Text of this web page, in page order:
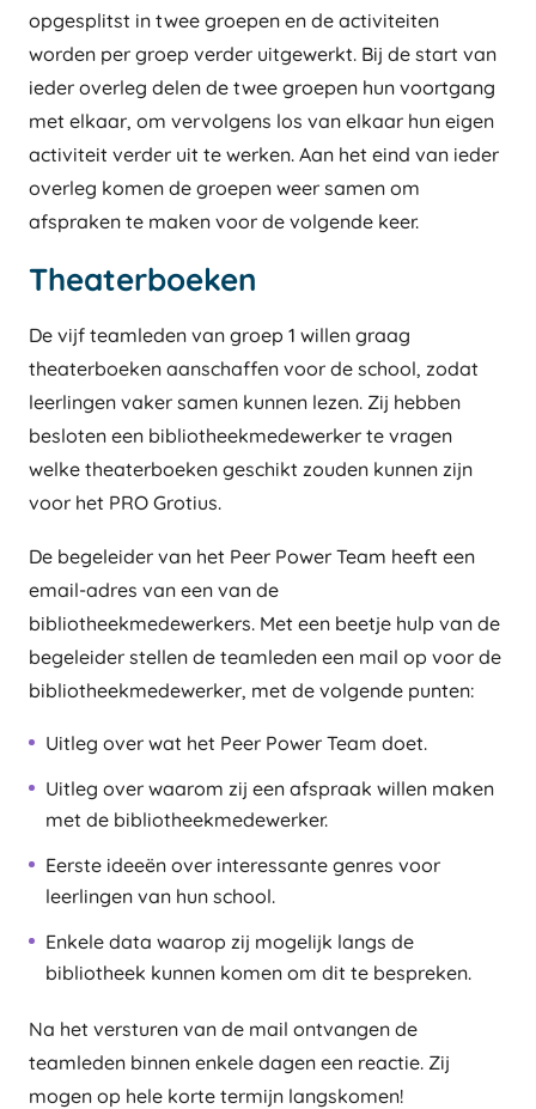
opgesplitst in twee groepen en de activiteiten
worden per groep verder uitgewerkt. Bij de start van
ieder overleg delen de twee groepen hun voortgang
met elkaar, om vervolgens los van elkaar hun eigen
activiteit verder uit te werken. Aan het eind van ieder
overleg komen de groepen weer samen om
afspraken te maken voor de volgende keer.
Theaterboeken
De vijf teamleden van groep 1 willen graag
theaterboeken aanschaffen voor de school, zodat
leerlingen vaker samen kunnen lezen. Zij hebben
besloten een bibliotheekmedewerker te vragen
welke theaterboeken geschikt zouden kunnen zijn
voor het PRO Grotius.
De begeleider van het Peer Power Team heeft een
email-adres van een van de
bibliotheekmedewerkers. Met een beetje hulp van de
begeleider stellen de teamleden een mail op voor de
bibliotheekmedewerker, met de volgende punten:
Uitleg over wat het Peer Power Team doet.
Uitleg over waarom zij een afspraak willen maken
met de bibliotheekmedewerker.
Eerste ideeën over interessante genres voor
leerlingen van hun school.
Enkele data waarop zij mogelijk langs de
bibliotheek kunnen komen om dit te bespreken.
Na het versturen van de mail ontvangen de
teamleden binnen enkele dagen een reactie. Zij
mogen op hele korte termijn langskomen!